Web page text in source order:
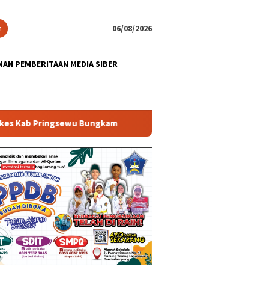
06/08/2026
PEMBERITAAN MEDIA SIBER
Bungkam APH Diminta Segera Tangani Dugaan